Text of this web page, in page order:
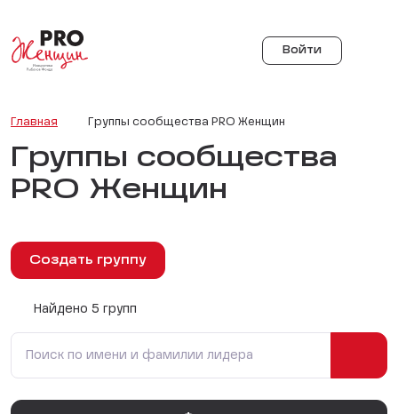
Войти
Главная Группы сообщества PRO Женщин
Группы сообщества
PRO Женщин
Создать группу
Найдено 5 групп